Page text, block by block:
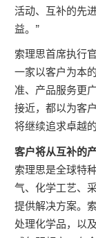
活动、互补的先
益。”
索理思首席执行
一家以客户为本
准、产品服务更
接近，都以为客
将继续追求卓越
客户将从互补的
索理思是全球特
气、化学工艺、
提供解决方案。
处理化学品，以